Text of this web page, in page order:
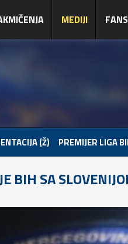
MEDIJI
(Ž) PREMIJER LIGA
BIH SA